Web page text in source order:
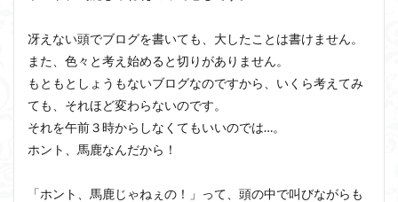
冴えない頭でブログを書いても、大したことは書けません。
また、色々と考え始めると切りがありません。
もともとしょうもないブログなのですから、いくら考えてみ
ても、それほど変わらないのです。
それを午前３時からしなくてもいいのでは…。
ホント、馬鹿なんだから！
「ホント、馬鹿じゃねぇの！」って、頭の中で叫びながらも